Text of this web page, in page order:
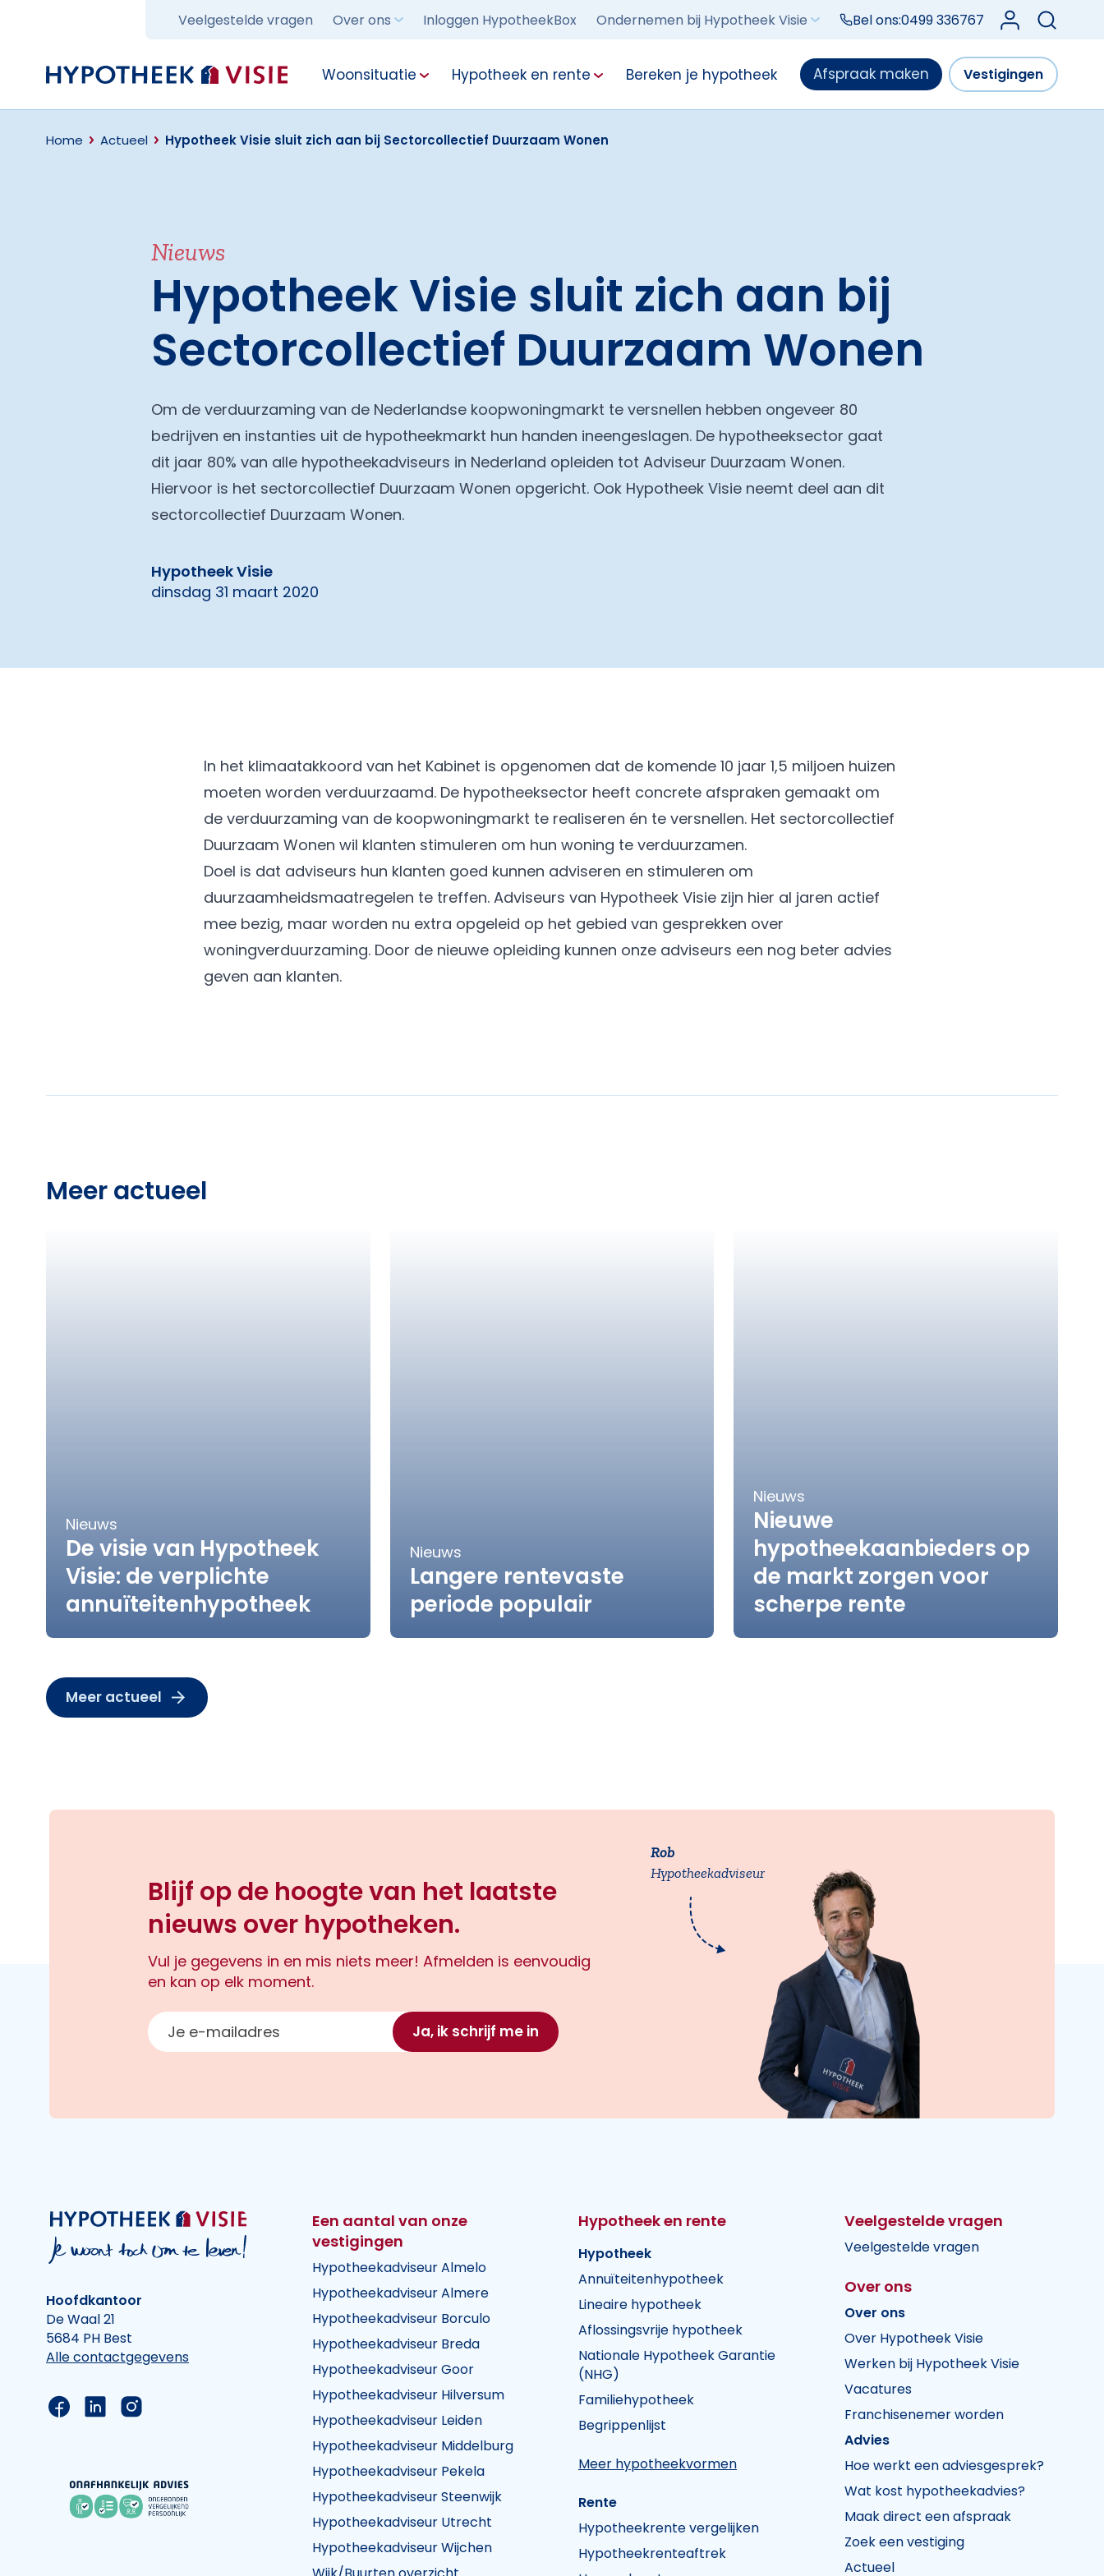
Veelgestelde vragen Over ons Inloggen HypotheekBox Ondernemen bij Hypotheek Visie Bel ons:0499 336767 Log in bij Mijn
Terug naar home Woonsituatie Hypotheek en rente Bereken je hypotheek Afspraak maken Vestigingen
Home Actueel Hypotheek Visie sluit zich aan bij Sectorcollectief Duurzaam Wonen
Nieuws
Hypotheek Visie sluit zich aan bij
Sectorcollectief Duurzaam Wonen
Om de verduurzaming van de Nederlandse koopwoningmarkt te versnellen hebben ongeveer 80
bedrijven en instanties uit de hypotheekmarkt hun handen ineengeslagen. De hypotheeksector gaat
dit jaar 80% van alle hypotheekadviseurs in Nederland opleiden tot Adviseur Duurzaam Wonen.
Hiervoor is het sectorcollectief Duurzaam Wonen opgericht. Ook Hypotheek Visie neemt deel aan dit
sectorcollectief Duurzaam Wonen.
Hypotheek Visie
dinsdag 31 maart 2020
In het klimaatakkoord van het Kabinet is opgenomen dat de komende 10 jaar 1,5 miljoen huizen
moeten worden verduurzaamd. De hypotheeksector heeft concrete afspraken gemaakt om
de verduurzaming van de koopwoningmarkt te realiseren én te versnellen. Het sectorcollectief
Duurzaam Wonen wil klanten stimuleren om hun woning te verduurzamen.
Doel is dat adviseurs hun klanten goed kunnen adviseren en stimuleren om
duurzaamheidsmaatregelen te treffen. Adviseurs van Hypotheek Visie zijn hier al jaren actief
mee bezig, maar worden nu extra opgeleid op het gebied van gesprekken over
woningverduurzaming. Door de nieuwe opleiding kunnen onze adviseurs een nog beter advies
geven aan klanten.
Meer actueel
Nieuws
De visie van Hypotheek
Visie: de verplichte
annuïteitenhypotheek
Nieuws
Langere rentevaste
periode populair
Nieuws
Nieuwe
hypotheekaanbieders op
de markt zorgen voor
scherpe rente
Meer actueel
Blijf op de hoogte van het laatste
nieuws over hypotheken.
Vul je gegevens in en mis niets meer! Afmelden is eenvoudig
en kan op elk moment.
E-mailadres
Ja, ik schrijf me in
Rob
Hypotheekadviseur
Hoofdkantoor
De Waal 21
5684 PH Best
Alle contactgegevens
Link naar de Facebook pagina van Hypotheek Visie
Link naar de LinkedIn pagina van Hypotheek Visie
Link naar de Instagram pagina van Hypotheek Visie
Een aantal van onze
vestigingen
Hypotheekadviseur Almelo
Hypotheekadviseur Almere
Hypotheekadviseur Borculo
Hypotheekadviseur Breda
Hypotheekadviseur Goor
Hypotheekadviseur Hilversum
Hypotheekadviseur Leiden
Hypotheekadviseur Middelburg
Hypotheekadviseur Pekela
Hypotheekadviseur Steenwijk
Hypotheekadviseur Utrecht
Hypotheekadviseur Wijchen
Hypotheek en rente
Hypotheek
Annuïteitenhypotheek
Lineaire hypotheek
Aflossingsvrije hypotheek
Nationale Hypotheek Garantie
(NHG)
Familiehypotheek
Begrippenlijst
Meer hypotheekvormen
Rente
Hypotheekrente vergelijken
Hypotheekrenteaftrek
Veelgestelde vragen
Veelgestelde vragen
Over ons
Over ons
Over Hypotheek Visie
Werken bij Hypotheek Visie
Vacatures
Franchisenemer worden
Advies
Hoe werkt een adviesgesprek?
Wat kost hypotheekadvies?
Maak direct een afspraak
Zoek een vestiging
Actueel